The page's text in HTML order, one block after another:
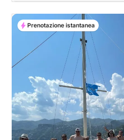
Prenotazione istantanea